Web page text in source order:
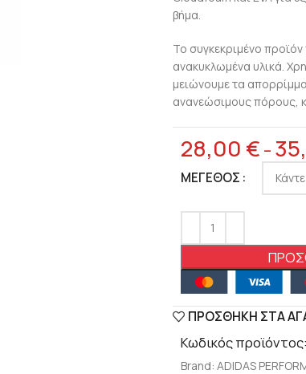
βήμα.
Το συγκεκριμένο
ανακυκλωμένα υλικά.
μειώνουμε τα
ανανεώσιμους πόρους,
28,00 € –
ΜΈΓΕΘΟΣ
ΠΡΟΣΘΉΚΗ ΣΤΑ
Κωδικός προϊόντος:
Brand: ADIDAS